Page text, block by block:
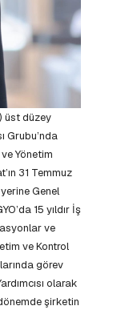
üst düzey
Grubu’nda
Yönetim
31 Temmuz
Genel
15 yıldır İş
ve
ve Kontrol
görev
olarak
şirketin